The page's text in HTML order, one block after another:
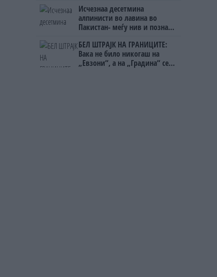
ништо, освен за кеш
Исчезнаа десетмина
алпинисти во лавина во
Пакистан- меѓу нив и познат
БЕЛ ШТРАЈК НА ГРАНИЦИТЕ:
Вака не било никогаш на
„Евзони“, а на „Градина“ се